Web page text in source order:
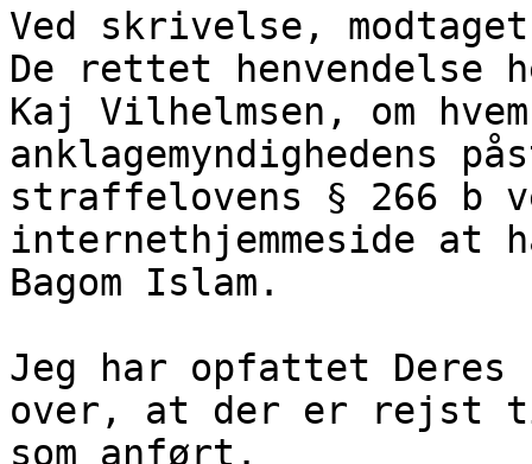
Ved skrivelse,
De rettet henvendelse
Kaj Vilhelmsen, om
anklagemyndighedens
straffelovens § 266 b
internethjemmeside at
Bagom Islam.
Jeg har opfattet Deres
over, at der er rejst
som anført.